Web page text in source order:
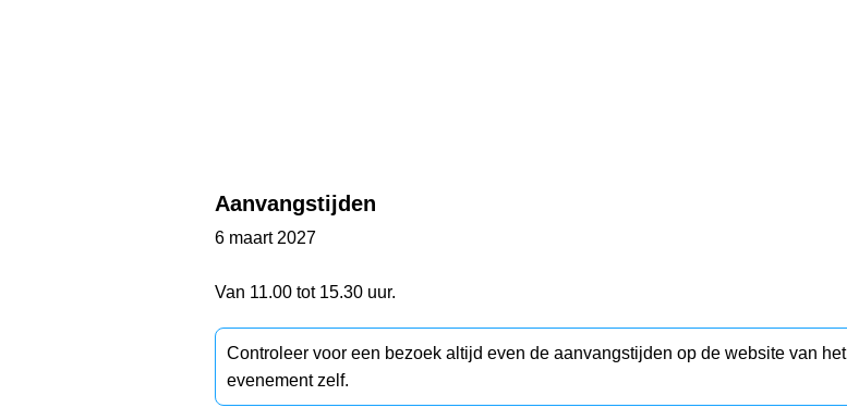
Aanvangstijden
6 maart 2027
Van 11.00 tot 15.30 uur.
Controleer voor een bezoek altijd even de aanvangstijden op de website van het
evenement zelf.